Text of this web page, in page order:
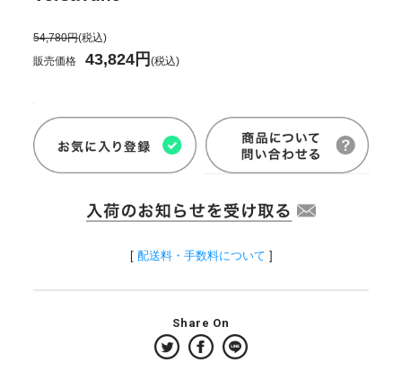
54,780円(税込)
販売価格
43,824円(税込)
[ 配送料・手数料について ]
Share On